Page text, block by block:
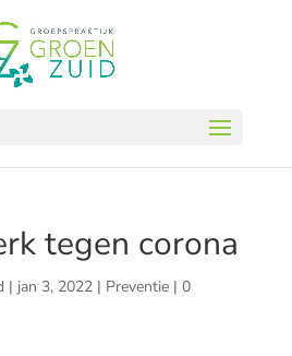
tegen corona
| jan 3, 2022| Preventie| 0